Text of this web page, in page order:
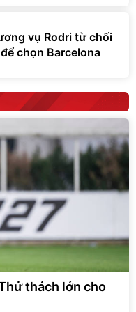
vụ Rodri từ chối
chọn Barcelona
thách lớn cho